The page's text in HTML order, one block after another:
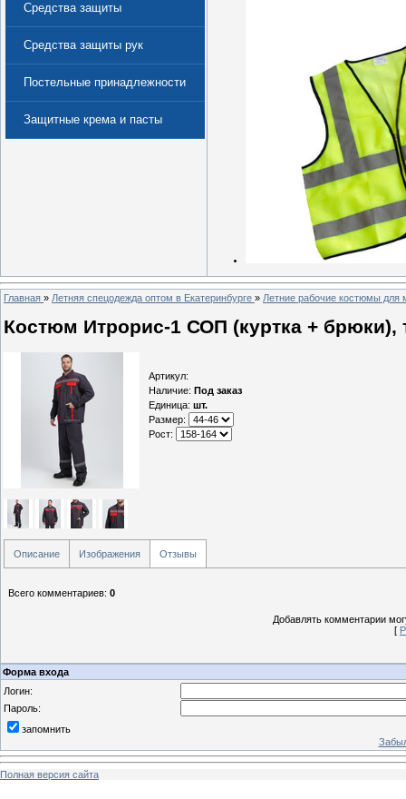
Средства защиты
Средства защиты рук
Постельные принадлежности
Защитные крема и пасты
Главная » Летняя спецодежда оптом в Екатеринбурге » Летние рабочие костюмы для
Костюм Итрорис-1 СОП (куртка + брюки),
Артикул:
Наличие: Под заказ
Единица: шт.
Размер:
Рост:
Описание Изображения Отзывы
Всего комментариев: 0
Добавлять комментарии
[
Форма входа
Логин:
Пароль:
запомнить
Полная версия сайта